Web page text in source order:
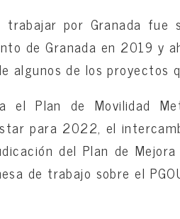
trabajar por Granada
de Granada en 2019 y
algunos de los proyectos
el Plan de Movilidad
para 2022, el
del Plan de
de trabajo sobre el